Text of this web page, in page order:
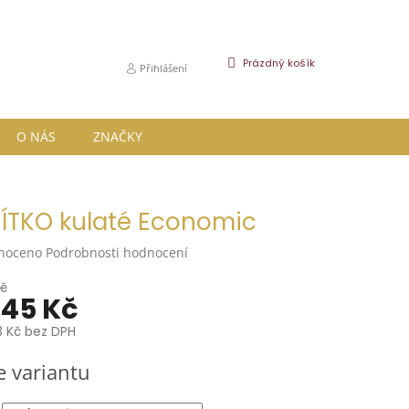
Přihlášení
NÁKUPNÍ
Prázdný košík
O NÁS ZNAČKY
kulaté Economic
Podrobnosti hodnocení
Kč
Kčbez DPH
variantu